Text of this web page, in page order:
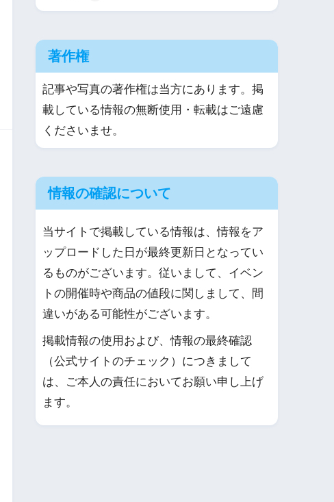
著作権
記事や写真の著作権は当方にあります。掲
載している情報の無断使用・転載はご遠慮
くださいませ。
情報の確認について
当サイトで掲載している情報は、情報をア
ップロードした日が最終更新日となってい
るものがございます。従いまして、イベン
トの開催時や商品の値段に関しまして、間
違いがある可能性がございます。
掲載情報の使用および、情報の最終確認
（公式サイトのチェック）につきまして
は、ご本人の責任においてお願い申し上げ
ます。